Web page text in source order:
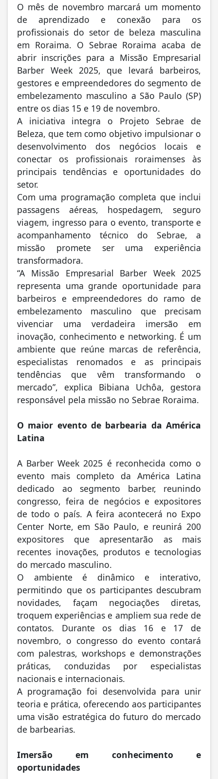
O mês de novembro marcará um momento
de aprendizado e conexão para os
profissionais do setor de beleza masculina
em Roraima. O Sebrae Roraima acaba de
abrir inscrições para a Missão Empresarial
Barber Week 2025, que levará barbeiros,
gestores e empreendedores do segmento de
embelezamento masculino a São Paulo (SP)
entre os dias 15 e 19 de novembro.
A iniciativa integra o Projeto Sebrae de
Beleza, que tem como objetivo impulsionar o
desenvolvimento dos negócios locais e
conectar os profissionais roraimenses às
principais tendências e oportunidades do
setor.
Com uma programação completa que inclui
passagens aéreas, hospedagem, seguro
viagem, ingresso para o evento, transporte e
acompanhamento técnico do Sebrae, a
missão promete ser uma experiência
transformadora.
“A Missão Empresarial Barber Week 2025
representa uma grande oportunidade para
barbeiros e empreendedores do ramo de
embelezamento masculino que precisam
vivenciar uma verdadeira imersão em
inovação, conhecimento e networking. É um
ambiente que reúne marcas de referência,
especialistas renomados e as principais
tendências que vêm transformando o
mercado”, explica Bibiana Uchôa, gestora
responsável pela missão no Sebrae Roraima.
O maior evento de barbearia da América
Latina
A Barber Week 2025 é reconhecida como o
evento mais completo da América Latina
dedicado ao segmento barber, reunindo
congresso, feira de negócios e expositores
de todo o país. A feira acontecerá no Expo
Center Norte, em São Paulo, e reunirá 200
expositores que apresentarão as mais
recentes inovações, produtos e tecnologias
do mercado masculino.
O ambiente é dinâmico e interativo,
permitindo que os participantes descubram
novidades, façam negociações diretas,
troquem experiências e ampliem sua rede de
contatos. Durante os dias 16 e 17 de
novembro, o congresso do evento contará
com palestras, workshops e demonstrações
práticas, conduzidas por especialistas
nacionais e internacionais.
A programação foi desenvolvida para unir
teoria e prática, oferecendo aos participantes
uma visão estratégica do futuro do mercado
de barbearias.
Imersão em conhecimento e
oportunidades